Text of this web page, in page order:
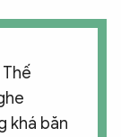
khá băn